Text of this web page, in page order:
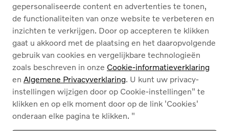
Nederlands Français
Cookies
Privacybeleid
Juridische info
gepersonaliseerde content en advertenties te tonen,
de functionaliteiten van onze website te verbeteren en
inzichten te verkrijgen. Door op accepteren te klikken
gaat u akkoord met de plaatsing en het daaropvolgende
gebruik van cookies en vergelijkbare technologieën
zoals beschreven in onze Cookie-informatieverklaring
en Algemene Privacyverklaring. U kunt uw privacy-
instellingen wijzigen door op Cookie-instellingen" te
klikken en op elk moment door op de link 'Cookies'
onderaan elke pagina te klikken. "